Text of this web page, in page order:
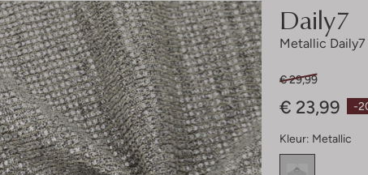
Daily7
Metallic
-
€ 29,99
€ 23,99
Kleur: Metallic